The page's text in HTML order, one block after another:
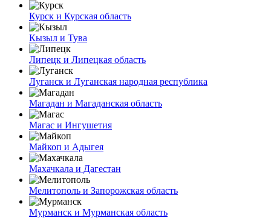
Курск и Курская область
Кызыл и Тува
Липецк и Липецкая область
Луганск и Луганская народная республика
Магадан и Магаданская область
Магас и Ингушетия
Майкоп и Адыгея
Махачкала и Дагестан
Мелитополь и Запорожская область
Мурманск и Мурманская область